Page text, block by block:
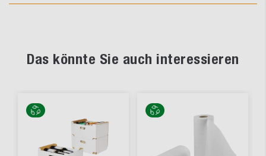
Das könnte Sie auch interessieren